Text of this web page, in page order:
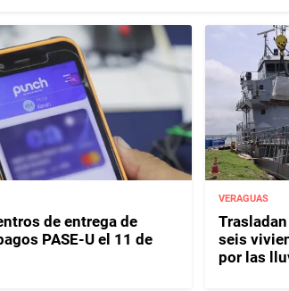
de entrega de
PASE-U el 11 de
VERAGUAS
seis
por las